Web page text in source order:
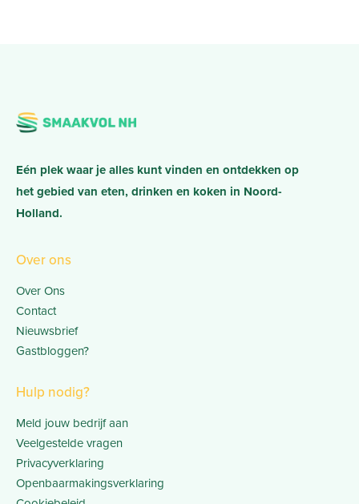
Eén plek waar je alles kunt vinden en ontdekken op
het gebied van eten, drinken en koken in Noord-
Holland.
Over ons
Over Ons
Contact
Nieuwsbrief
Gastbloggen?
Hulp nodig?
Meld jouw bedrijf aan
Veelgestelde vragen
Privacyverklaring
Openbaarmakingsverklaring